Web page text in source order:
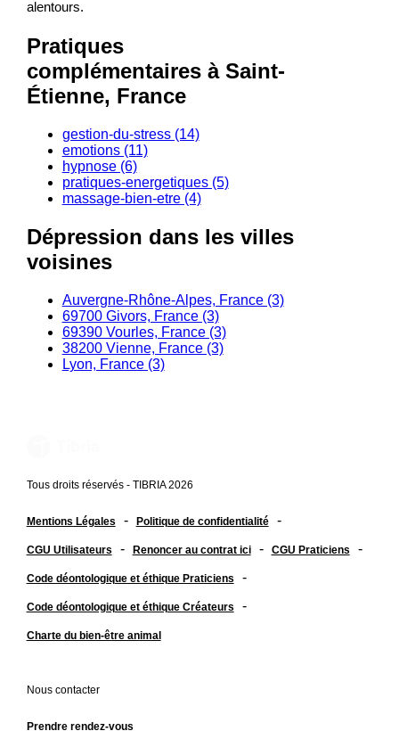
alentours.
Pratiques
complémentaires à Saint-
Étienne, France
gestion-du-stress (14)
emotions (11)
hypnose (6)
pratiques-energetiques (5)
massage-bien-etre (4)
Dépression dans les villes
voisines
Auvergne-Rhône-Alpes, France (3)
69700 Givors, France (3)
69390 Vourles, France (3)
38200 Vienne, France (3)
Lyon, France (3)
Tous droits réservés - TIBRIA 2026
Mentions Légales - Politique de confidentialité -
CGU Utilisateurs - Renoncer au contrat ici - CGU Praticiens -
Code déontologique et éthique Praticiens -
Code déontologique et éthique Créateurs -
Charte du bien-être animal
Nous contacter
Prendre rendez-vous